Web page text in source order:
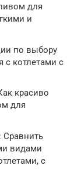
для
и
по выбору
с котлетами с
красиво
для
Сравнить
видами
с